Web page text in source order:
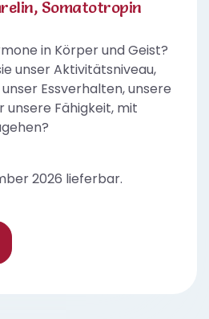
Somatotropin
in Körper und Geist?
unser Aktivitätsniveau,
Essverhalten, unsere
unsere Fähigkeit, mit
2026 lieferbar.